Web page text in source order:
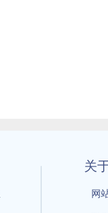
关
网